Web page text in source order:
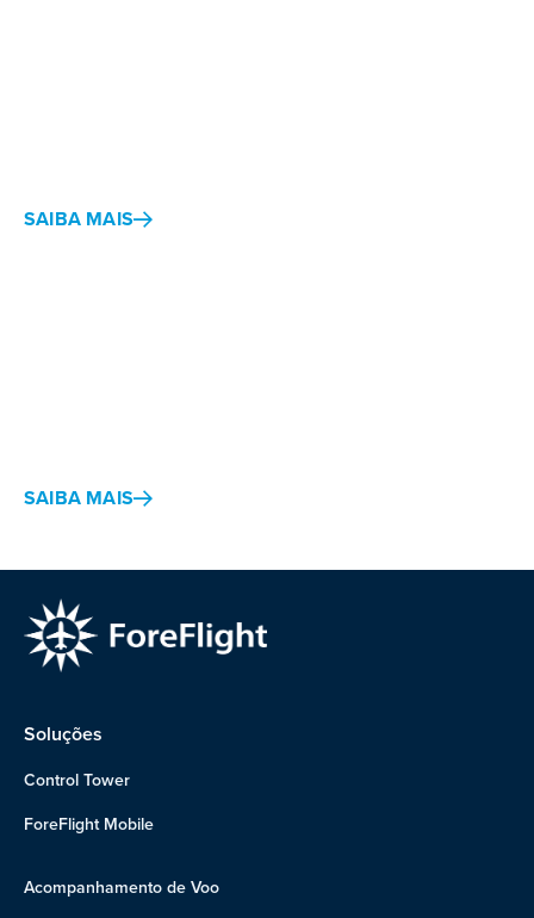
SAIBA MAIS
SAIBA MAIS
Soluções
Control Tower
ForeFlight Mobile
Acompanhamento de Voo